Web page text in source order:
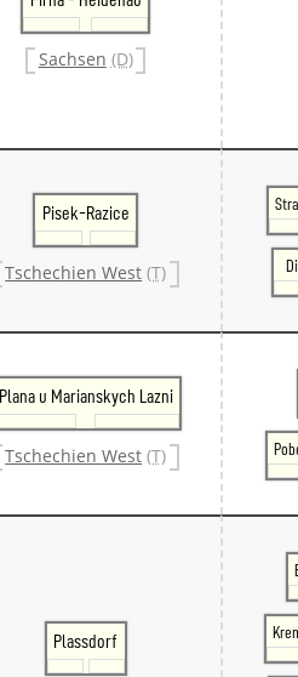
Weitere
Polen
Sachsen (D)
Pisek-Razice
Tschechien West (T)
Plana u Marianskych Lazni
Tschechien West (T)
Plassdorf